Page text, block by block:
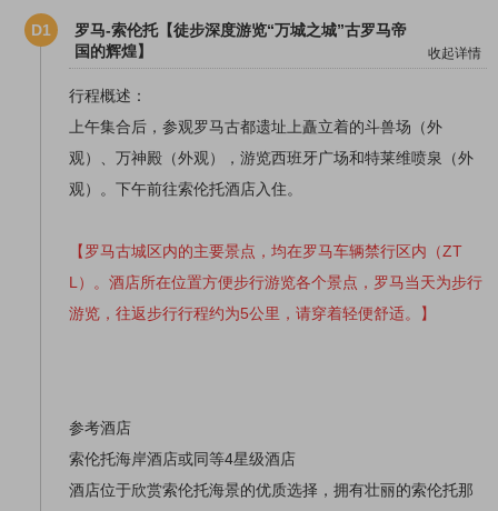
D1
罗马-索伦托【徒步深度游览“万城之城”古罗马帝
国的辉煌】
收起详情
行程概述：
上午集合后，参观罗马古都遗址上矗立着的斗兽场（外
观）、万神殿（外观），游览西班牙广场和特莱维喷泉（外
观）。下午前往索伦托酒店入住。
【罗马古城区内的主要景点，均在罗马车辆禁行区内（ZT
L）。酒店所在位置方便步行游览各个景点，罗马当天为步行
游览，往返步行行程约为5公里，请穿着轻便舒适。】
参考酒店
索伦托海岸酒店或同等4星级酒店
酒店位于欣赏索伦托海景的优质选择，拥有壮丽的索伦托那